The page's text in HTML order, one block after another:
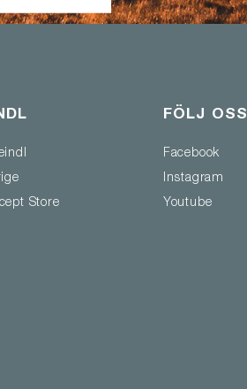
Store
FÖLJ OSS
Facebook
Instagram
Youtube